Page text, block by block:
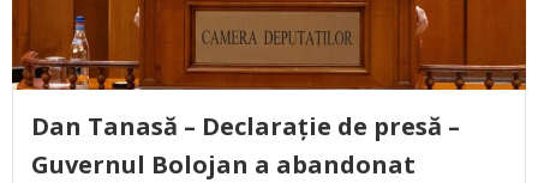
Dan Tanasă – Declarație de presă –
Guvernul Bolojan a abandonat